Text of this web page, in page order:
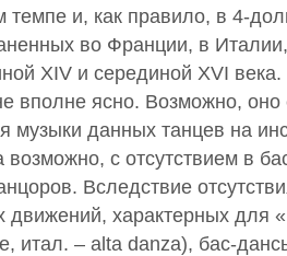
темпе и, как правило, в 4-
во Франции, в
XIV и серединой XVI
вполне ясно. Возможно, оно
музыки данных танцев на
возможно, с отсутствием в
Вследствие
движений, характерных для
итал. – alta danza), бас-